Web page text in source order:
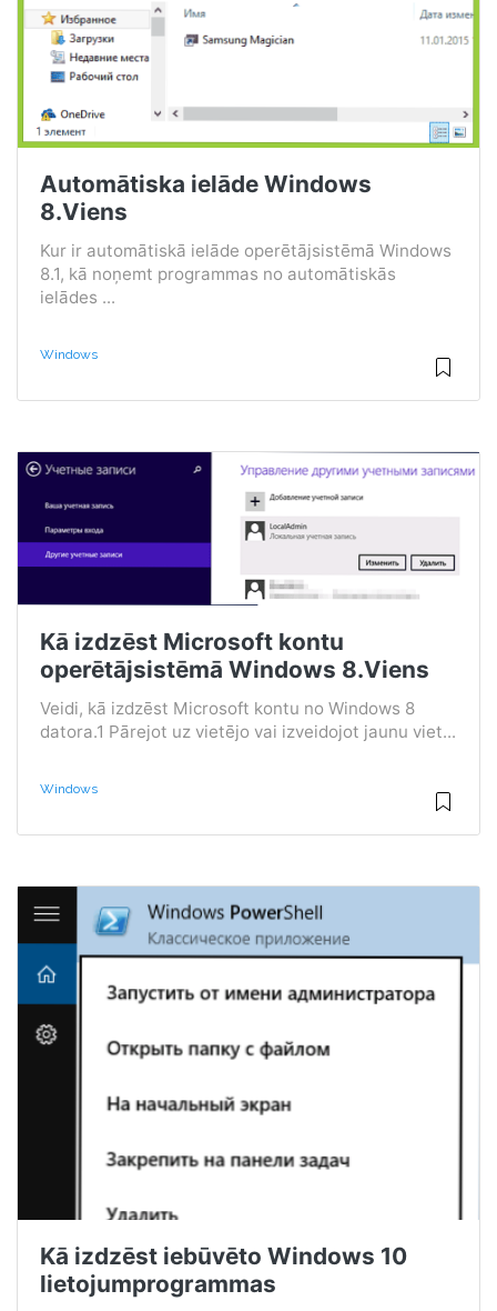
Automātiska ielāde Windows
8.Viens
Kur ir automātiskā ielāde operētājsistēmā Windows
8.1, kā noņemt programmas no automātiskās
ielādes ...
Windows
Kā izdzēst Microsoft kontu
operētājsistēmā Windows 8.Viens
Veidi, kā izdzēst Microsoft kontu no Windows 8
datora.1 Pārejot uz vietējo vai izveidojot jaunu viet...
Windows
Kā izdzēst iebūvēto Windows 10
lietojumprogrammas